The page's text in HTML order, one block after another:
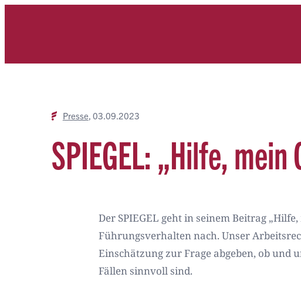
Presse 03.09.2023
SPIEGEL: „Hilfe,
Der SPIEGEL geht in seinem Beitrag
Führungsverhalten nach. Unser
Einschätzung zur Frage abgeben, ob
Fällen sinnvoll sind.